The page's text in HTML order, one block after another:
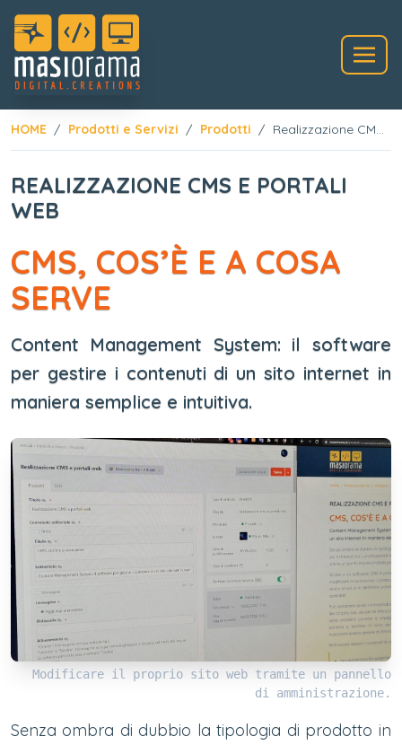
HOME Prodotti e Servizi Prodotti Realizzazione CMS e portali web
REALIZZAZIONE CMS E PORTALI
WEB
CMS, COS’È E A COSA
SERVE
Content Management System: il software
per gestire i contenuti di un sito internet in
maniera semplice e intuitiva.
Modificare il proprio sito web tramite un pannello
di amministrazione.
Senza ombra di dubbio la tipologia di prodotto in